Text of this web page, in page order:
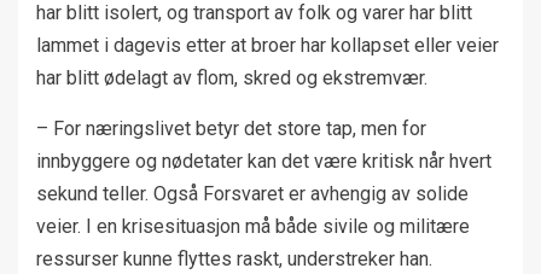
har blitt isolert, og transport av folk og varer har blitt
lammet i dagevis etter at broer har kollapset eller veier
har blitt ødelagt av flom, skred og ekstremvær.
– For næringslivet betyr det store tap, men for
innbyggere og nødetater kan det være kritisk når hvert
sekund teller. Også Forsvaret er avhengig av solide
veier. I en krisesituasjon må både sivile og militære
ressurser kunne flyttes raskt, understreker han.